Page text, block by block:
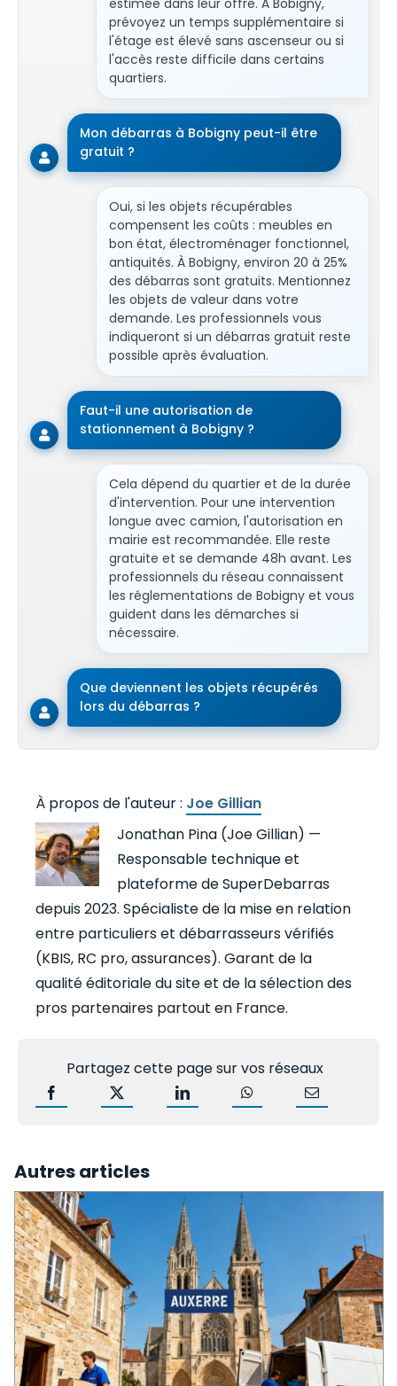
estimée dans leur offre. À Bobigny,
prévoyez un temps supplémentaire si
l'étage est élevé sans ascenseur ou si
l'accès reste difficile dans certains
quartiers.
Mon débarras à Bobigny peut-il être
gratuit ?
Oui, si les objets récupérables
compensent les coûts : meubles en
bon état, électroménager fonctionnel,
antiquités. À Bobigny, environ 20 à 25%
des débarras sont gratuits. Mentionnez
les objets de valeur dans votre
demande. Les professionnels vous
indiqueront si un débarras gratuit reste
possible après évaluation.
Faut-il une autorisation de
stationnement à Bobigny ?
Cela dépend du quartier et de la durée
d'intervention. Pour une intervention
longue avec camion, l'autorisation en
mairie est recommandée. Elle reste
gratuite et se demande 48h avant. Les
professionnels du réseau connaissent
les réglementations de Bobigny et vous
guident dans les démarches si
nécessaire.
Que deviennent les objets récupérés
lors du débarras ?
Joe Gillian
Jonathan Pina (Joe Gillian) —
Responsable technique et
plateforme de SuperDebarras
depuis 2023. Spécialiste de la mise en relation
entre particuliers et débarrasseurs vérifiés
(KBIS, RC pro, assurances). Garant de la
qualité éditoriale du site et de la sélection des
pros partenaires partout en France.
Partagez cette page sur vos réseaux
Autres articles